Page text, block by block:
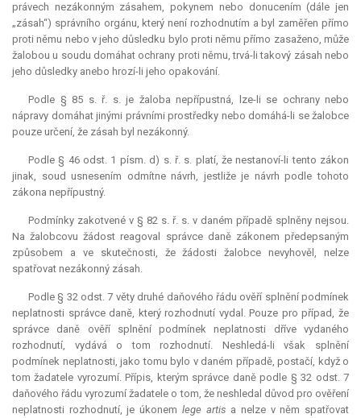
právech nezákonným zásahem, pokynem nebo donucením (dále jen
„zásah“) správního orgánu, který není rozhodnutím a byl zaměřen přímo
proti němu nebo v jeho důsledku bylo proti němu přímo zasaženo, může
žalobou u soudu domáhat ochrany proti němu, trvá-li takový zásah nebo
jeho důsledky anebo hrozí-li jeho opakování.
Podle § 85 s. ř. s. je žaloba nepřípustná, lze-li se ochrany nebo
nápravy domáhat jinými právními prostředky nebo domáhá-li se žalobce
pouze určení, že zásah byl nezákonný.
Podle § 46 odst. 1 písm. d) s. ř. s. platí, že nestanoví-li tento zákon
jinak, soud usnesením odmítne návrh, jestliže je návrh podle tohoto
zákona nepřípustný.
Podmínky zakotvené v § 82 s. ř. s. v daném případě splněny nejsou.
Na žalobcovu žádost reagoval správce daně zákonem předepsaným
způsobem a ve skutečnosti, že žádosti žalobce nevyhověl, nelze
spatřovat nezákonný zásah.
Podle § 32 odst. 7 věty druhé daňového řádu ověří splnění podmínek
neplatnosti správce daně, který rozhodnutí vydal. Pouze pro případ, že
správce daně ověří splnění podmínek neplatnosti dříve vydaného
rozhodnutí, vydává o tom rozhodnutí. Neshledá-li však splnění
podmínek neplatnosti, jako tomu bylo v daném případě, postačí, když o
tom žadatele vyrozumí. Přípis, kterým správce daně podle § 32 odst. 7
daňového řádu vyrozumí žadatele o tom, že neshledal důvod pro ověření
neplatnosti rozhodnutí, je úkonem lege artis a nelze v něm spatřovat